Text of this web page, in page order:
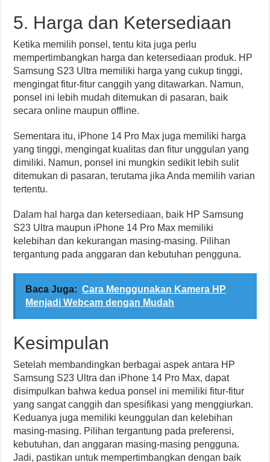
5. Harga dan Ketersediaan
Ketika memilih ponsel, tentu kita juga perlu
mempertimbangkan harga dan ketersediaan produk. HP
Samsung S23 Ultra memiliki harga yang cukup tinggi,
mengingat fitur-fitur canggih yang ditawarkan. Namun,
ponsel ini lebih mudah ditemukan di pasaran, baik
secara online maupun offline.
Sementara itu, iPhone 14 Pro Max juga memiliki harga
yang tinggi, mengingat kualitas dan fitur unggulan yang
dimiliki. Namun, ponsel ini mungkin sedikit lebih sulit
ditemukan di pasaran, terutama jika Anda memilih varian
tertentu.
Dalam hal harga dan ketersediaan, baik HP Samsung
S23 Ultra maupun iPhone 14 Pro Max memiliki
kelebihan dan kekurangan masing-masing. Pilihan
tergantung pada anggaran dan kebutuhan pengguna.
Baca Juga: Cara Menggunakan Kamera HP
Menjadi Webcam dengan Mudah
Kesimpulan
Setelah membandingkan berbagai aspek antara HP
Samsung S23 Ultra dan iPhone 14 Pro Max, dapat
disimpulkan bahwa kedua ponsel ini memiliki fitur-fitur
yang sangat canggih dan spesifikasi yang menggiurkan.
Keduanya juga memiliki keunggulan dan kelebihan
masing-masing. Pilihan tergantung pada preferensi,
kebutuhan, dan anggaran masing-masing pengguna.
Jadi, pastikan untuk mempertimbangkan dengan baik